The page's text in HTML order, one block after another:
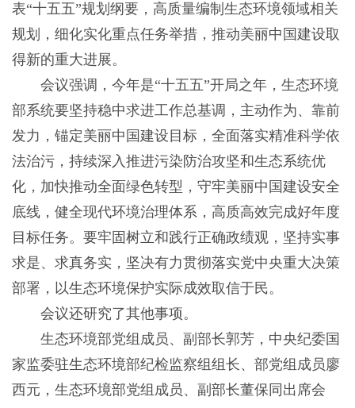
表“十五五”规划纲要，高质量编制生态环境领域相关
规划，细化实化重点任务举措，推动美丽中国建设取
得新的重大进展。
会议强调，今年是“十五五”开局之年，生态环境
部系统要坚持稳中求进工作总基调，主动作为、靠前
发力，锚定美丽中国建设目标，全面落实精准科学依
法治污，持续深入推进污染防治攻坚和生态系统优
化，加快推动全面绿色转型，守牢美丽中国建设安全
底线，健全现代环境治理体系，高质高效完成好年度
目标任务。要牢固树立和践行正确政绩观，坚持实事
求是、求真务实，坚决有力贯彻落实党中央重大决策
部署，以生态环境保护实际成效取信于民。
会议还研究了其他事项。
生态环境部党组成员、副部长郭芳，中央纪委国
家监委驻生态环境部纪检监察组组长、部党组成员廖
西元，生态环境部党组成员、副部长董保同出席会